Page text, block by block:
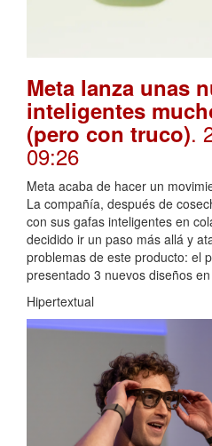
Meta lanza unas
inteligentes
(pero con truco).
09:26
Meta acaba de hacer un
La compañía, después de
con sus gafas inteligentes en
decidido ir un paso más allá y
problemas de este producto: el
presentado 3 nuevos diseños
Hipertextual